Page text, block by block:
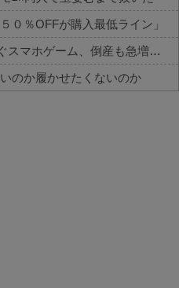
０％OFFが購入最低ライン」
【悲報】メディア『”サ終”相次ぐスマホゲーム、倒産も急増。過去最多ペースで推移』
のか履かせたくないのか